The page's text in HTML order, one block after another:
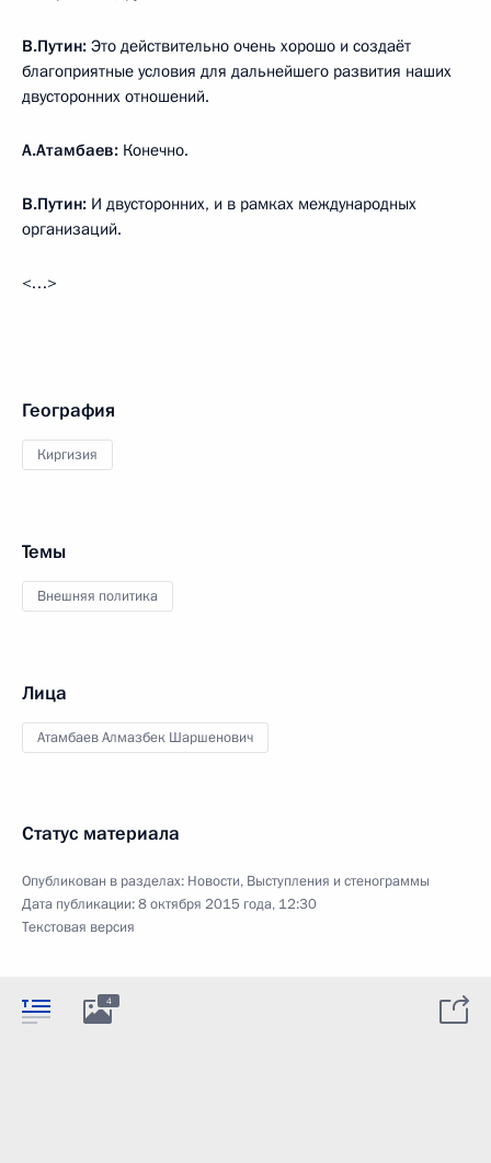
В.Путин: Это действительно очень хорошо и создаёт
благоприятные условия для дальнейшего развития наших
двусторонних отношений.
А.Атамбаев: Конечно.
В.Путин: И двусторонних, и в рамках международных
организаций.
<…>
География
Киргизия
Темы
Внешняя политика
Лица
Атамбаев Алмазбек Шаршенович
Статус материала
Опубликован в разделах: Новости, Выступления и стенограммы
Дата публикации:8 октября 2015 года, 12:30
Текстовая версия
4